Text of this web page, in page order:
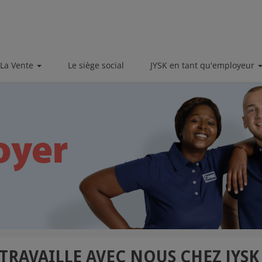
La Vente Le siège social JYSK en tant qu'employeur
TRAVAILLE AVEC NOUS CHEZ JYSK